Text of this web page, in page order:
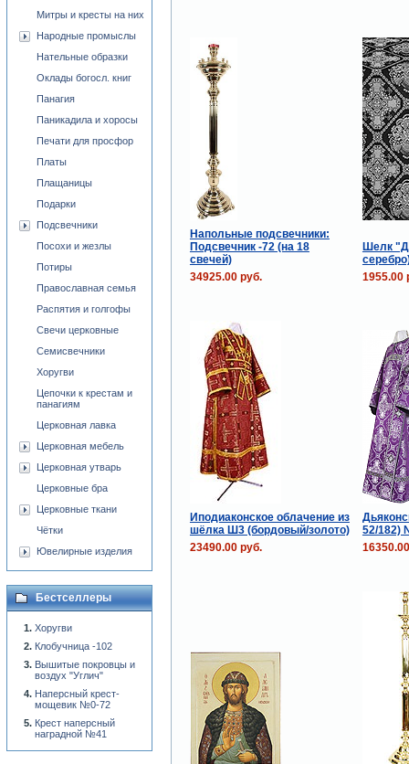
Напольные подсвечники:
Подсвечник -72 (на 18
свечей)
Шелк
34925.00 руб.
1955.00
Иподиаконское облачение из
шёлка Ш3 (бордовый/золото)
52/182)
23490.00 руб.
Митры и кресты на них
Народные промыслы
Нательные образки
Оклады богосл. книг
Панагия
Паникадила и хоросы
Печати для просфор
Платы
Плащаницы
Подарки
Подсвечники
Посохи и жезлы
Потиры
Православная семья
Распятия и голгофы
Свечи церковные
Семисвечники
Хоругви
Цепочки к крестам и
панагиям
Церковная лавка
Церковная мебель
Церковная утварь
Церковные бра
Церковные ткани
Чётки
Ювелирные изделия
Бестселлеры
Хоругви
Клобучница -102
Вышитые покровцы и
воздух "Углич"
Наперсный крест-
мощевик №0-72
Крест наперсный
наградной №41